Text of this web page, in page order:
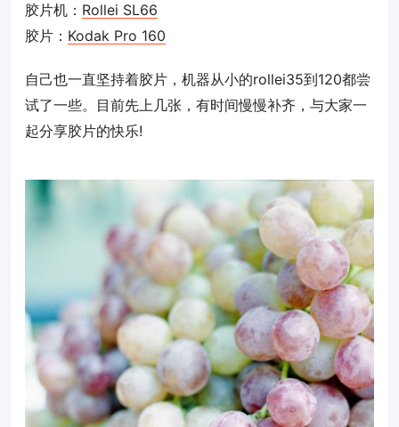
胶片机： Rollei SL66
胶片： Kodak Pro 160
自己也一直坚持着胶片，机器从小的rollei35到120都尝
试了一些。目前先上几张，有时间慢慢补齐，与大家一
起分享胶片的快乐!